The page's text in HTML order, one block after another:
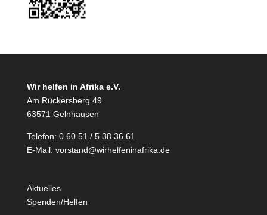
Wir helfen in Afrika e.V.
Am Rückersberg 49
63571 Gelnhausen
Telefon: 0 60 51 / 5 38 36 61
E-Mail: vorstand@wirhelfeninafrika.de
Aktuelles
Spenden/Helfen